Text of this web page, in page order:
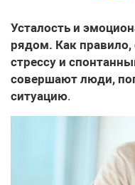
Усталость и
рядом. Как
стрессу и
совершают люди,
ситуацию.